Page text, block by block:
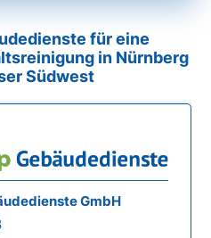
für eine
in Nürnberg
Südwest
GmbH